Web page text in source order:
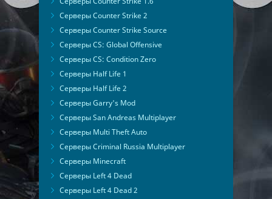
Серверы Counter Strike 2
Серверы Counter Strike Source
Серверы CS: Global Offensive
Серверы CS: Condition Zero
Серверы Half Life 1
Серверы Half Life 2
Серверы Garry's Mod
Серверы San Andreas Multiplayer
Серверы Multi Theft Auto
Серверы Criminal Russia Multiplayer
Серверы Minecraft
Серверы Left 4 Dead
Серверы Left 4 Dead 2